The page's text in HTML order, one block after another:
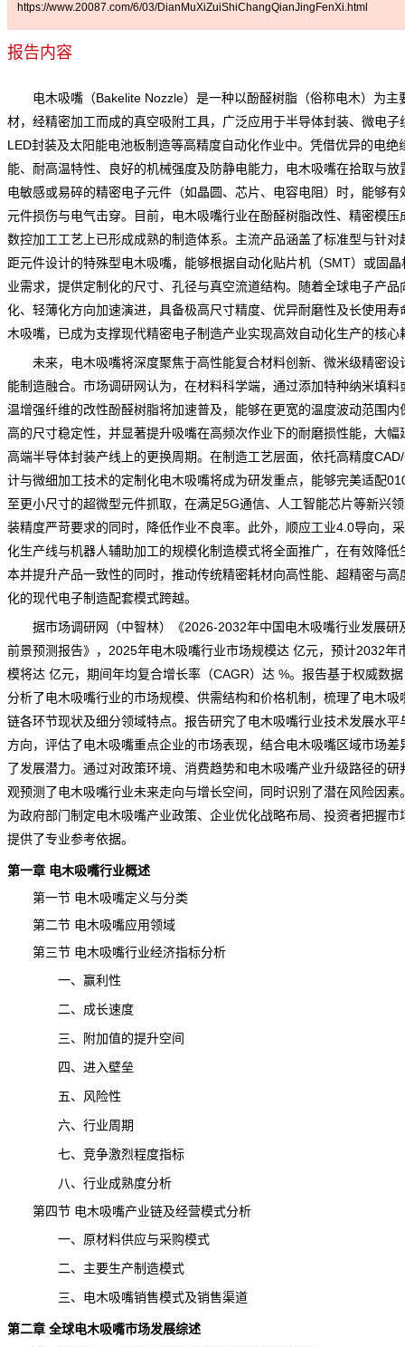
https://www.20087.com/6/03/DianMuXiZuiShiChangQianJingFenXi.html
报告内容
电木吸嘴（Bakelite Nozzle）是一种以酚醛树脂（俗称电木）为主
材，经精密加工而成的真空吸附工具，广泛应用于半导体封装、微电子
LED封装及太阳能电池板制造等高精度自动化作业中。凭借优异的电绝
能、耐高温特性、良好的机械强度及防静电能力，电木吸嘴在拾取与放
电敏感或易碎的精密电子元件（如晶圆、芯片、电容电阻）时，能够有
元件损伤与电气击穿。目前，电木吸嘴行业在酚醛树脂改性、精密模压
数控加工工艺上已形成成熟的制造体系。主流产品涵盖了标准型与针对
距元件设计的特殊型电木吸嘴，能够根据自动化贴片机（SMT）或固晶
业需求，提供定制化的尺寸、孔径与真空流道结构。随着全球电子产品
化、轻薄化方向加速演进，具备极高尺寸精度、优异耐磨性及长使用寿
木吸嘴，已成为支撑现代精密电子制造产业实现高效自动化生产的核心
未来，电木吸嘴将深度聚焦于高性能复合材料创新、微米级精密设
能制造融合。 市场调研网认为，在材料科学端，通过添加特种纳米填料
温增强纤维的改性酚醛树脂将加速普及，能够在更宽的温度波动范围内
高的尺寸稳定性，并显著提升吸嘴在高频次作业下的耐磨损性能，大幅
高端半导体封装产线上的更换周期。在制造工艺层面，依托高精度
计与微细加工技术的定制化电木吸嘴将成为研发重点，能够完美适配
至更小尺寸的超微型元件抓取，在满足5G通信、人工智能芯片等新兴
装精度严苛要求的同时，降低作业不良率。此外，顺应工业4.0导向，
化生产线与机器人辅助加工的规模化制造模式将全面推广，在有效降低
本并提升产品一致性的同时，推动传统精密耗材向高性能、超精密与高
化的现代电子制造配套模式跨越。
据市场调研网（中智林）《2026-2032年中国电木吸嘴行业发展研
前景预测报告》，2025年电木吸嘴行业市场规模达 亿元，预计2032年
模将达 亿元，期间年均复合增长率（CAGR）达 %。报告基于权威数
分析了电木吸嘴行业的市场规模、供需结构和价格机制，梳理了电木吸
链各环节现状及细分领域特点。报告研究了电木吸嘴行业技术发展水平
方向，评估了电木吸嘴重点企业的市场表现，结合电木吸嘴区域市场差
了发展潜力。通过对政策环境、消费趋势和电木吸嘴产业升级路径的研
观预测了电木吸嘴行业未来走向与增长空间，同时识别了潜在风险因素
为政府部门制定电木吸嘴产业政策、企业优化战略布局、投资者把握市
提供了专业参考依据。
第一章 电木吸嘴行业概述
第一节 电木吸嘴定义与分类
第二节 电木吸嘴应用领域
第三节 电木吸嘴行业经济指标分析
一、赢利性
二、成长速度
三、附加值的提升空间
四、进入壁垒
五、风险性
六、行业周期
七、 竞争激烈程度指标
八、行业成熟度分析
第四节 电木吸嘴产业链及经营模式分析
一、原材料供应与采购模式
二、主要生产制造模式
三、电木吸嘴销售模式及销售渠道
第二章 全球电木吸嘴市场发展综述